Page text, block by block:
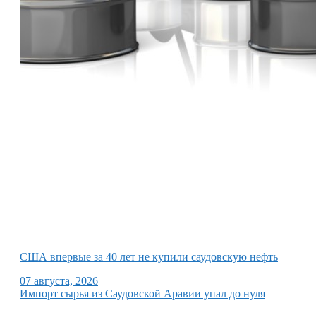
США впервые за 40 лет не купили саудовскую нефть
07 августа, 2026
Импорт сырья из Саудовской Аравии упал до нуля